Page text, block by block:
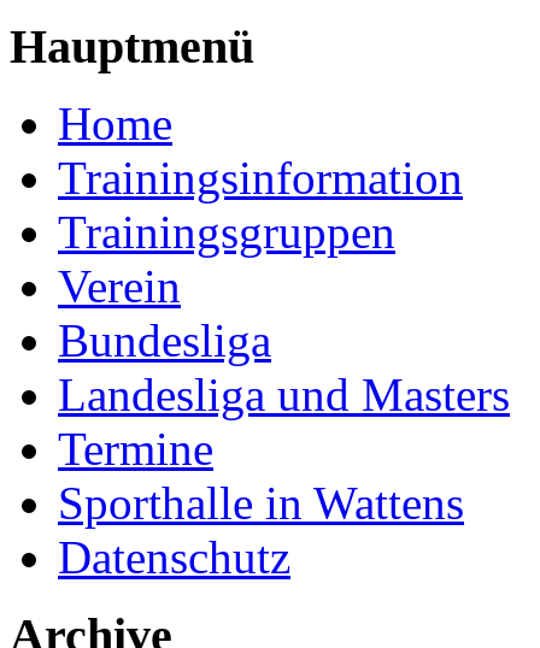
Hauptmenü
Home
Trainingsinformation
Trainingsgruppen
Verein
Bundesliga
Landesliga und Masters
Termine
Sporthalle in Wattens
Datenschutz
Archive